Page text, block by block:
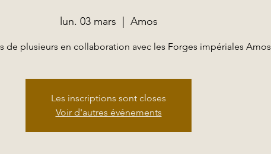
lun. 03 mars Amos
de plusieurs en collaboration avec les Forges impériales Amos
Les inscriptions sont closes
Voir d'autres événements